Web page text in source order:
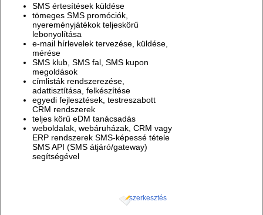
SMS értesítések küldése
tömeges SMS promóciók,
nyereményjátékok teljeskörű
lebonyolítása
e-mail hírlevelek tervezése, küldése,
mérése
SMS klub, SMS fal, SMS kupon
megoldások
címlisták rendszerezése,
adattisztítása, felkészítése
egyedi fejlesztések, testreszabott
CRM rendszerek
teljes körű eDM tanácsadás
weboldalak, webáruházak, CRM vagy
ERP rendszerek SMS-képessé tétele
SMS API (SMS átjáró/gateway)
segítségével
szerkesztés